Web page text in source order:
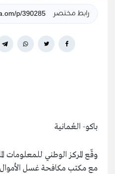
رابط مختصر
باكو- العُمانية
وقّع المركز الوطني للمعلومات
مع مكتب مكافحة غسل الأموال